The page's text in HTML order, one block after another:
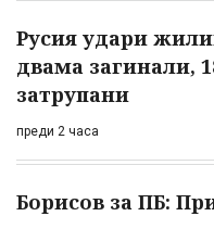
Русия удари
двама загинали,
затрупани
преди 2 часа
Борисов за ПБ: